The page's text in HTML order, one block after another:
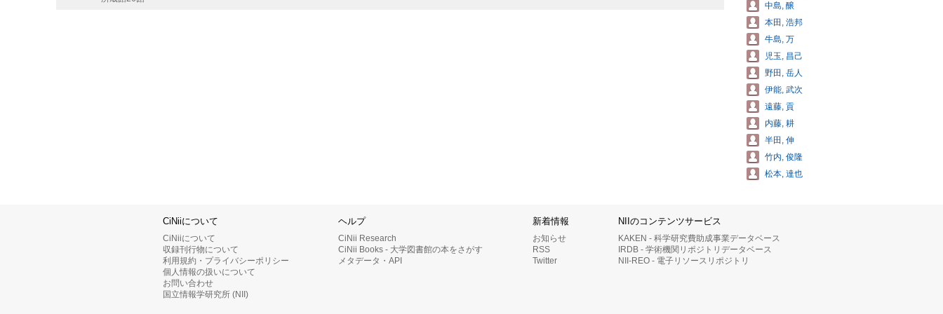
中島, 醸
本田, 浩邦
牛島, 万
児玉, 昌己
野田, 岳人
伊能, 武次
遠藤, 貢
内藤, 耕
半田, 伸
竹内, 俊隆
松本, 達也
CiNiiについて
CiNiiについて
収録刊行物について
利用規約・プライバシーポリシー
個人情報の扱いについて
お問い合わせ
国立情報学研究所 (NII)
ヘルプ
CiNii Research
CiNii Books - 大学図書館の本をさがす
メタデータ・API
新着情報
お知らせ
RSS
Twitter
NIIのコンテンツサービス
KAKEN - 科学研究費助成事業データベース
IRDB - 学術機関リポジトリデータベース
NII-REO - 電子リソースリポジトリ